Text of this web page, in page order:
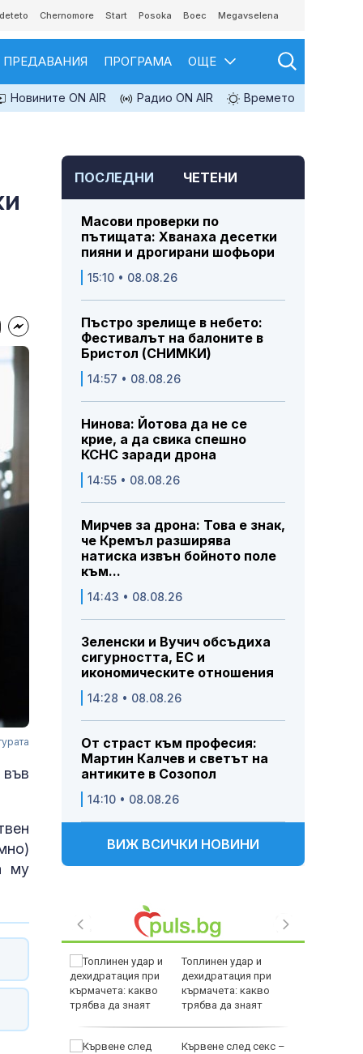
Chernomore Start Posoka Boec Megavselena
ПРЕДАВАНИЯ ПРОГРАМА ОЩЕ
Новините ON AIR Радио ON AIR Времето
му
ПОСЛЕДНИ ЧЕТЕНИ
Масови проверки по
пътищата: Хванаха десетки
пияни и дрогирани шофьори
15:10 • 08.08.26
Пъстро зрелище в небето:
Фестивалът на балоните в
Бристол (СНИМКИ)
14:57 • 08.08.26
Нинова: Йотова да не се
крие, а да свика спешно
КСНС заради дрона
14:55 • 08.08.26
Мирчев за дрона: Това е знак,
че Кремъл разширява
натиска извън бойното поле
към...
14:43 • 08.08.26
Зеленски и Вучич обсъдиха
сигурността, ЕС и
икономическите отношения
14:28 • 08.08.26
От страст към професия:
Мартин Калчев и светът на
антиките в Созопол
14:10 • 08.08.26
ВИЖ ВСИЧКИ НОВИНИ
в
Топлинен удар и
дехидратация при
кърмачета: какво
трябва да знаят
Кървене след секс –